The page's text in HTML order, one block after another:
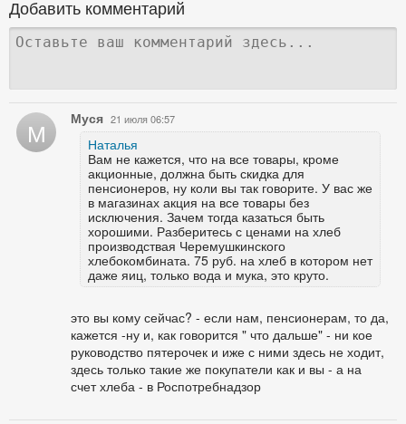
Добавить комментарий
М Муся 21 июля 06:57
Наталья
Вам не кажется, что на все товары, кроме
акционные, должна быть скидка для
пенсионеров, ну коли вы так говорите. У вас же
в магазинах акция на все товары без
исключения. Зачем тогда казаться быть
хорошими. Разберитесь с ценами на хлеб
производствая Черемушкинского
хлебокомбината. 75 руб. на хлеб в котором нет
даже яиц, только вода и мука, это круто.
это вы кому сейчас? - если нам, пенсионерам, то да,
кажется -ну и, как говорится " что дальше" - ни кое
руководство пятерочек и иже с ними здесь не ходит,
здесь только такие же покупатели как и вы - а на
счет хлеба - в Роспотребнадзор